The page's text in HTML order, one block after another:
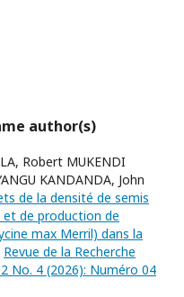
author(s)
Robert MUKENDI
KANDANDA, John
de la densité de semis
et de production de
max Merril) dans la
Revue de la Recherche
No. 4 (2026): Numéro 04